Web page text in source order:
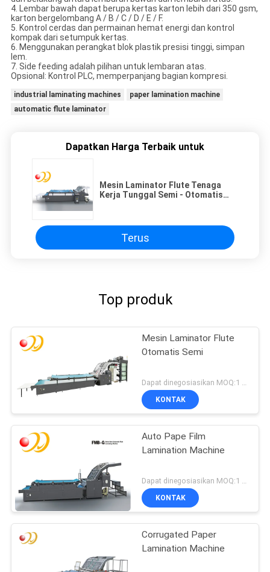
4. Lembar bawah dapat berupa kertas karton lebih dari 350 gsm,
karton bergelombang A / B / C / D / E / F.
5. Kontrol cerdas dan permainan hemat energi dan kontrol
kompak dari setumpuk kertas.
6. Menggunakan perangkat blok plastik presisi tinggi, simpan
lem.
7. Side feeding adalah pilihan untuk lembaran atas.
Opsional: Kontrol PLC, memperpanjang bagian kompresi.
industrial laminating machines
paper lamination machine
automatic flute laminator
Dapatkan Harga Terbaik untuk
Mesin Laminator Flute Tenaga
Kerja Tunggal Semi - Otomatis
Terus
Top produk
Mesin Laminator Flute
Otomatis Semi
Dapat dinegosiasikan MOQ:1 Set / set
KONTAK
Auto Pape Film
Lamination Machine
KONTAK
Corrugated Paper
Lamination Machine